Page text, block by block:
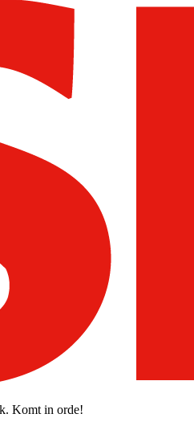
Komt in orde!